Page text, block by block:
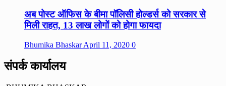
अब पोस्ट ऑफिस के बीमा पॉलिसी होल्डर्स को सरकार से
मिली राहत, 13 लाख लोगों को होगा फायदा
Bhumika BhaskarApril 11, 2020 0
संपर्क कार्यालय